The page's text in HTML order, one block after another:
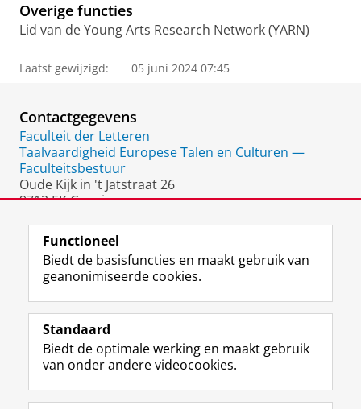
Overige functies
Lid van de Young Arts Research Network (YARN)
Laatst gewijzigd: 05 juni 2024 07:45
Contactgegevens
Faculteit der Letteren
Taalvaardigheid Europese Talen en Culturen —
Faculteitsbestuur
Oude Kijk in 't Jatstraat 26
9712 EK Groningen
Volg de RUG
F
a
e
b
o
L
i
k
e
I
R
S
-
f
e
I
n
t
r
Y
o
T
e
Studiekiezers
Functioneel
Biedt de basisfuncties en maakt gebruik van
geanonimiseerde cookies.
Standaard
Biedt de optimale werking en maakt gebruik
van onder andere videocookies.